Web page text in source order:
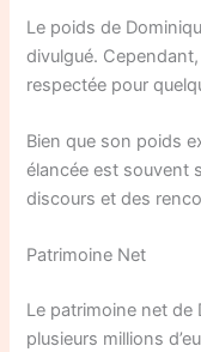
Le poids de
divulgué.
respectée pour
Bien que son poids
élancée est souvent
discours et des
Patrimoine Net
Le patrimoine net de
plusieurs millions